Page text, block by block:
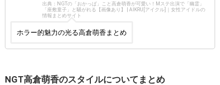
出典：NGTの「おかっぱ」こと高倉萌香が可愛い！Mステ出演で「幽霊」
「座敷童子」と騒がれる【画像あり】 | AIKRU[アイクル]｜女性アイドルの
情報まとめサイト
ホラー的魅力の光る高倉萌香まとめ
NGT高倉萌香のスタイルについてまとめ